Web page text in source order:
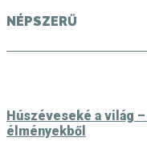
NÉPSZERŰ
Húszéveseké a világ
élményekből